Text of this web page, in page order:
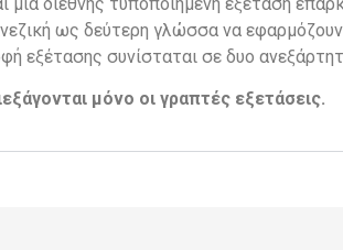
ως δεύτερη γλώσσα να
εξέτασης συνίσταται σε δυο
μόνο οι γραπτές εξετάσεις.